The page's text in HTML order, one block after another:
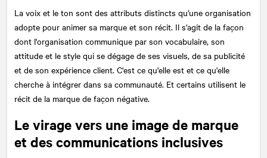
La voix et le ton sont des attributs distincts qu'une organisation
adopte pour animer sa marque et son récit. Il s'agit de la façon
dont l'organisation communique par son vocabulaire, son
attitude et le style qui se dégage de ses visuels, de sa publicité
et de son expérience client. C'est ce qu'elle est et ce qu'elle
cherche à intégrer dans sa communauté. Et certains utilisent le
récit de la marque de façon négative.
Le virage vers une image de marque
et des communications inclusives